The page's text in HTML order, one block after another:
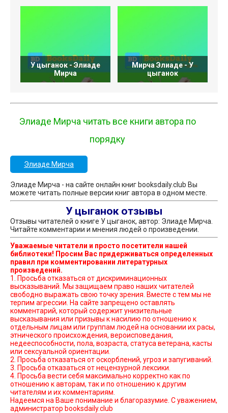
У цыганок - Элиаде
Мирча
Мирча Элиаде - У
цыганок
Элиаде Мирча читать все книги автора по
порядку
Элиаде Мирча
Элиаде Мирча - на сайте онлайн книг booksdaily.club Вы
можете читать полные версии книг автора в одном месте.
У цыганок отзывы
Отзывы читателей о книге У цыганок, автор: Элиаде Мирча.
Читайте комментарии и мнения людей о произведении.
Уважаемые читатели и просто посетители нашей
библиотеки! Просим Вас придерживаться определенных
правил при комментировании литературных
произведений.
1. Просьба отказаться от дискриминационных
высказываний. Мы защищаем право наших читателей
свободно выражать свою точку зрения. Вместе с тем мы не
терпим агрессии. На сайте запрещено оставлять
комментарий, который содержит унизительные
высказывания или призывы к насилию по отношению к
отдельным лицам или группам людей на основании их расы,
этнического происхождения, вероисповедания,
недееспособности, пола, возраста, статуса ветерана, касты
или сексуальной ориентации.
2. Просьба отказаться от оскорблений, угроз и запугиваний.
3. Просьба отказаться от нецензурной лексики.
4. Просьба вести себя максимально корректно как по
отношению к авторам, так и по отношению к другим
читателям и их комментариям.
Надеемся на Ваше понимание и благоразумие. С уважением,
администратор booksdaily.club